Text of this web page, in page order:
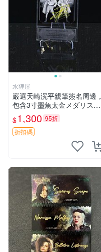
水狸屋
嚴選天崎滉平親筆簽名周邊，
包含3寸墨魚太金メダリスト
照片，附原裝卡磚與專用盒
裝，收藏推薦 天崎滉平 紙質
時尚 套裝
$1,300 95折
折扣碼